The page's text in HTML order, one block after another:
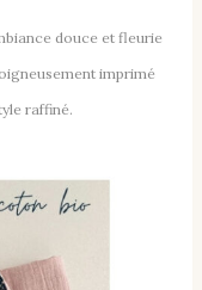
douce et fleurie
imprimé
raffiné.